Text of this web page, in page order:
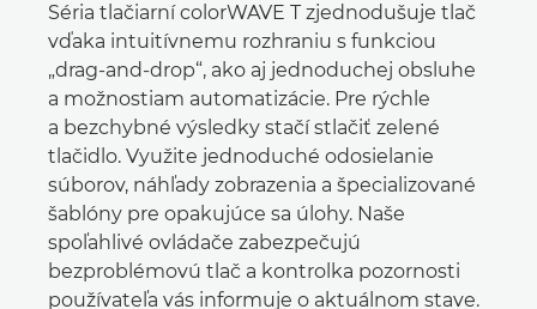
Séria tlačiarní colorWAVE T zjednodušuje tlač
vďaka intuitívnemu rozhraniu s funkciou
„drag-and-drop“, ako aj jednoduchej obsluhe
a možnostiam automatizácie. Pre rýchle
a bezchybné výsledky stačí stlačiť zelené
tlačidlo. Využite jednoduché odosielanie
súborov, náhľady zobrazenia a špecializované
šablóny pre opakujúce sa úlohy. Naše
spoľahlivé ovládače zabezpečujú
bezproblémovú tlač a kontrolka pozornosti
používateľa vás informuje o aktuálnom stave.